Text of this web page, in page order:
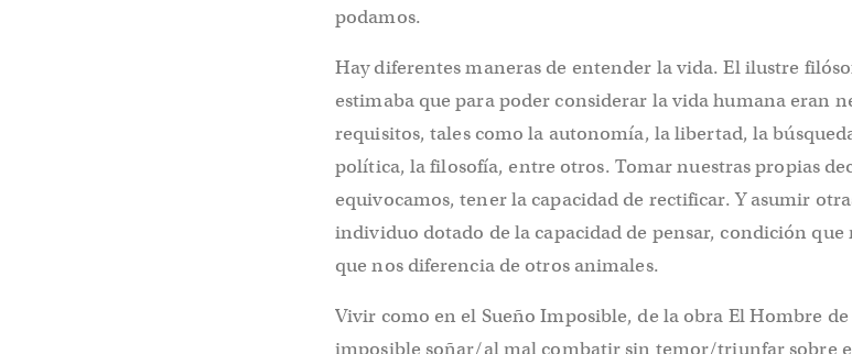
podamos.
Hay diferentes maneras de entender la vida. El ilustre
estimaba que para poder considerar la vida humana eran
requisitos, tales como la autonomía, la libertad, la
política, la filosofía, entre otros. Tomar nuestras propias
equivocamos, tener la capacidad de rectificar. Y asumir
individuo dotado de la capacidad de pensar, condición que
que nos diferencia de otros animales.
Vivir como en el Sueño Imposible, de la obra El Hombre
imposible soñar/al mal combatir sin temor/triunfar sobre